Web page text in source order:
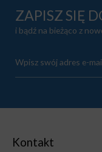
ZAPISZ SIĘ
i bądź na bieżąco z
Kontakt